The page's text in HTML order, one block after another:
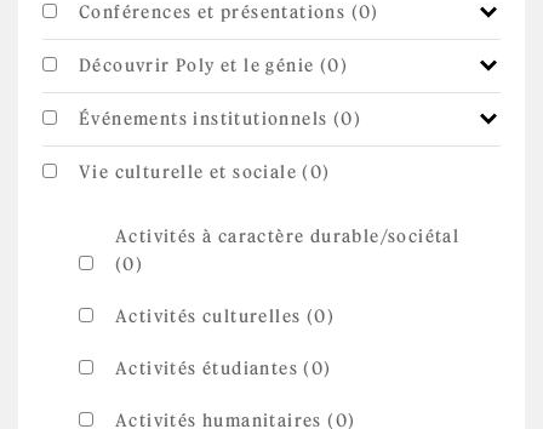
Conférences et présentations (0)
Découvrir Poly et le génie (0)
Événements institutionnels (0)
Vie culturelle et sociale (0)
Activités à caractère durable/sociétal
(0)
Activités culturelles (0)
Activités étudiantes (0)
Activités humanitaires (0)